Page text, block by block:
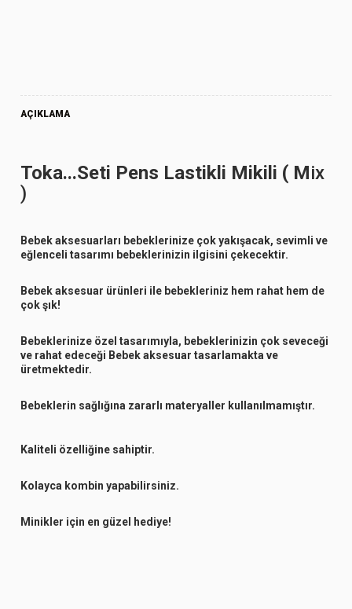
AÇIKLAMA
Toka...Seti Pens Lastikli Mikili ( Mix
)
Bebek aksesuarları bebeklerinize çok yakışacak, sevimli ve
eğlenceli tasarımı bebeklerinizin ilgisini çekecektir.
Bebek aksesuar ürünleri ile bebekleriniz hem rahat hem de
çok şık!
Bebeklerinize özel tasarımıyla, bebeklerinizin çok seveceği
ve rahat edeceği Bebek aksesuar tasarlamakta ve
üretmektedir.
Bebeklerin sağlığına zararlı materyaller kullanılmamıştır.
Kaliteli özelliğine sahiptir.
Kolayca kombin yapabilirsiniz.
Minikler için en güzel hediye!